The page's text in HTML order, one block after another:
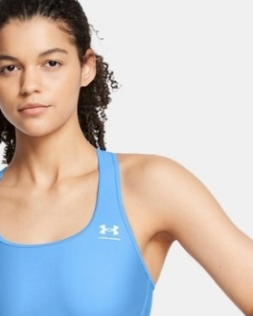
Mağazada Bul